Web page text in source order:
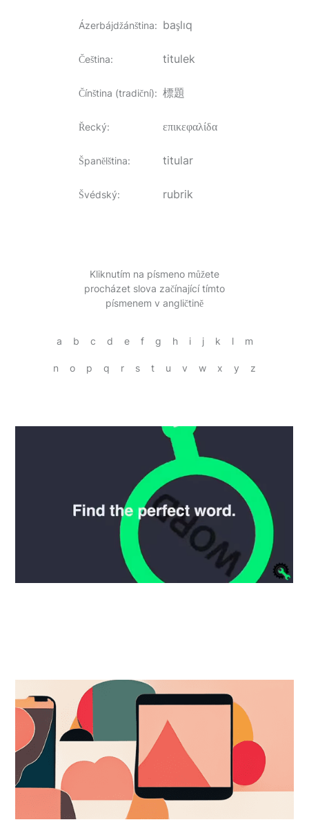
Ázerbájdžánština: başlıq
Čeština: titulek
Čínština (tradiční): 標題
Řecký: επικεφαλίδα
Španělština: titular
Švédský: rubrik
Kliknutím na písmeno můžete
procházet slova začínající tímto
písmenem v angličtině
a b c d e f g h i j k l m
n o p q r s t u v w x y z